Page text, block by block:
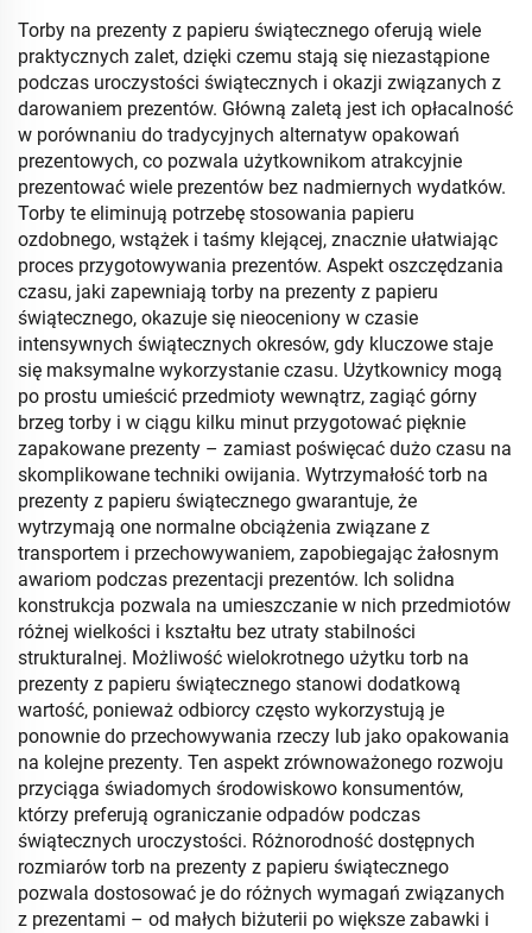
Torby na prezenty z papieru świątecznego oferują wiele
praktycznych zalet, dzięki czemu stają się niezastąpione
podczas uroczystości świątecznych i okazji związanych z
darowaniem prezentów. Główną zaletą jest ich opłacalność
w porównaniu do tradycyjnych alternatyw opakowań
prezentowych, co pozwala użytkownikom atrakcyjnie
prezentować wiele prezentów bez nadmiernych wydatków.
Torby te eliminują potrzebę stosowania papieru
ozdobnego, wstążek i taśmy klejącej, znacznie ułatwiając
proces przygotowywania prezentów. Aspekt oszczędzania
czasu, jaki zapewniają torby na prezenty z papieru
świątecznego, okazuje się nieoceniony w czasie
intensywnych świątecznych okresów, gdy kluczowe staje
się maksymalne wykorzystanie czasu. Użytkownicy mogą
po prostu umieścić przedmioty wewnątrz, zagiąć górny
brzeg torby i w ciągu kilku minut przygotować pięknie
zapakowane prezenty – zamiast poświęcać dużo czasu na
skomplikowane techniki owijania. Wytrzymałość torb na
prezenty z papieru świątecznego gwarantuje, że
wytrzymają one normalne obciążenia związane z
transportem i przechowywaniem, zapobiegając żałosnym
awariom podczas prezentacji prezentów. Ich solidna
konstrukcja pozwala na umieszczanie w nich przedmiotów
różnej wielkości i kształtu bez utraty stabilności
strukturalnej. Możliwość wielokrotnego użytku torb na
prezenty z papieru świątecznego stanowi dodatkową
wartość, ponieważ odbiorcy często wykorzystują je
ponownie do przechowywania rzeczy lub jako opakowania
na kolejne prezenty. Ten aspekt zrównoważonego rozwoju
przyciąga świadomych środowiskowo konsumentów,
którzy preferują ograniczanie odpadów podczas
świątecznych uroczystości. Różnorodność dostępnych
rozmiarów torb na prezenty z papieru świątecznego
pozwala dostosować je do różnych wymagań związanych
z prezentami – od małych biżuterii po większe zabawki i